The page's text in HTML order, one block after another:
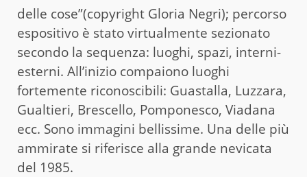
delle cose”(copyright Gloria Negri); percorso
espositivo è stato virtualmente sezionato
secondo la sequenza: luoghi, spazi, interni-
esterni. All’inizio compaiono luoghi
fortemente riconoscibili: Guastalla, Luzzara,
Gualtieri, Brescello, Pomponesco, Viadana
ecc. Sono immagini bellissime. Una delle più
ammirate si riferisce alla grande nevicata
del 1985.